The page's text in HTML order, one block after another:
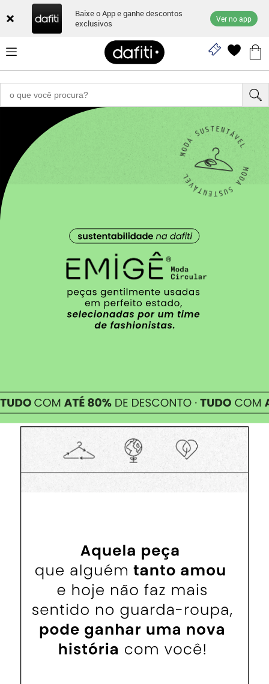
Baixe o App e ganhe descontos
exclusivos
Ver no app